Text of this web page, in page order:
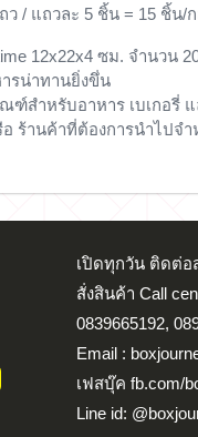
/ แถวละ 5 ชิ้น = 15 ชิ้น/
12x22x4 ซม. จำนวน
ารน่าทานยิ่งขึ่น
ฑ์สำหรับอาหาร เบเกอรี่
ร้านค้าที่ต้องการนำไปจ
เปิดทุกวัน ติดต่อ
สั่งสินค้า Call
0839665192,
Email :
เฟสบุ๊ค fb.com/
Line id: